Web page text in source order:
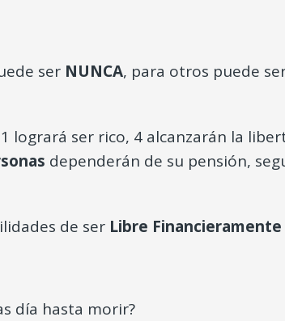
ser NUNCA, para otros puede
logrará ser rico, 4 alcanzarán la
dependerán de su pensión,
de ser Libre Financieramente
día hasta morir?